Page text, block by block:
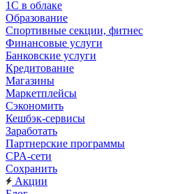
1С в облаке
Образование
Спортивные секции, фитнес
Финансовые услуги
Банковские услуги
Кредитование
Магазины
Маркетплейсы
Сэкономить
Кешбэк-сервисы
Заработать
Партнерские программы
CPA-сети
Сохранить
Акции